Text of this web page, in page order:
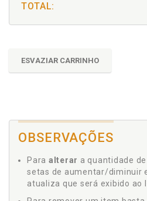
TOTAL:
ESVAZIAR CARRINHO
OBSERVAÇÕES
Para alterar a quantidade
setas de aumentar/diminuir
atualiza que será exibido ao